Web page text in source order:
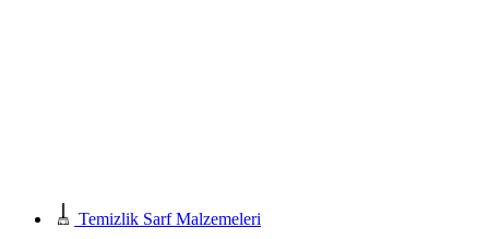
Temizlik Sarf Malzemeleri